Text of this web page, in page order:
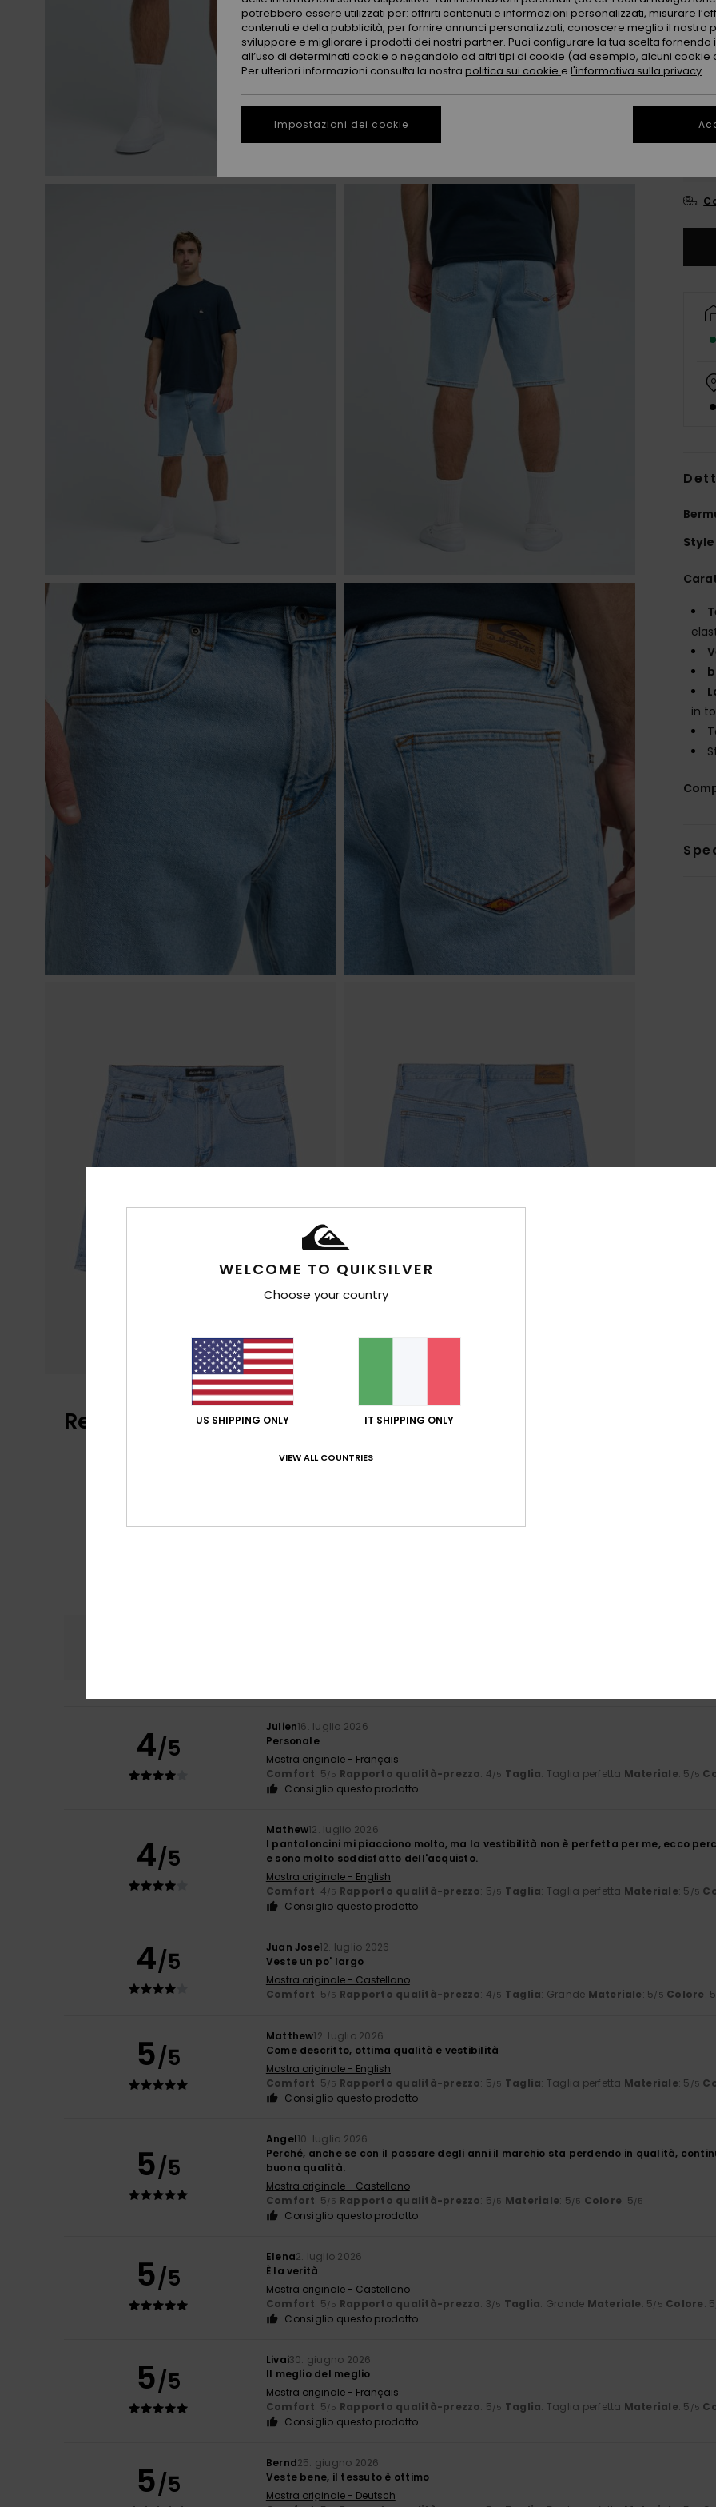
28
Style
in
Recensioni dei clienti
4.6
4/5
Julien16. luglio 2026
Personale
Mostra originale - Français
Comfort: 5/5 Rapporto qualità-prezzo: 4/5 Taglia: Taglia perfetta Materiale: 5 /5
Consiglio questo prodotto
4/5
Mathew12. luglio 2026
I pantaloncini mi piacciono molto, ma la vestibilità non è perfetta per me, ecco
e sono molto soddisfatto dell'acquisto.
Mostra originale - English
Comfort: 4/5 Rapporto qualità-prezzo: 5/5 Taglia: Taglia perfetta Materiale: 5 /5
Consiglio questo prodotto
4/5 Juan Jose12. luglio 2026
Veste un po' largo
Mostra originale - Castellano
Comfort: 5/5 Rapporto qualità-prezzo: 4/5 Taglia: Grande Materiale: 5/5 Colore: 5
5/5
Matthew12. luglio 2026
Come descritto, ottima qualità e vestibilità
Mostra originale - English
Comfort: 5/5 Rapporto qualità-prezzo: 5/5 Taglia: Taglia perfetta Materiale: 5 /5
Consiglio questo prodotto
5/5
Angel10. luglio 2026
Perché, anche se con il passare degli anni il marchio sta perdendo in qualità,
buona qualità.
Mostra originale - Castellano
Comfort: 5/5 Rapporto qualità-prezzo: 5/5 Materiale: 5/5 Colore: 5/5
Consiglio questo prodotto
5/5
Elena2. luglio 2026
È la verità
Mostra originale - Castellano
Comfort: 5/5 Rapporto qualità-prezzo: 3/5 Taglia: Grande Materiale: 5/5 Colore: 5
Consiglio questo prodotto
5/5
Livai30. giugno 2026
Il meglio del meglio
Mostra originale - Français
Comfort: 5/5 Rapporto qualità-prezzo: 5/5 Taglia: Taglia perfetta Materiale: 5 /5
Consiglio questo prodotto
5/5
Bernd25. giugno 2026
Veste bene, il tessuto è ottimo
Mostra originale - Deutsch
WELCOME TO QUIKSILVER
Choose your country
US SHIPPING ONLY IT SHIPPING ONLY
VIEW ALL COUNTRIES
potrebbero essere utilizzati per: offrirti contenuti e informazioni personalizzati, misurare
contenuti e della pubblicità, per fornire annunci personalizzati, conoscere meglio il nostro
sviluppare e migliorare i prodotti dei nostri partner. Puoi configurare la tua scelta fornendo
all’uso di determinati cookie o negandolo ad altri tipi di cookie (ad esempio, alcuni cookie
Per ulteriori informazioni consulta la nostra politica sui cookie e l'informativa sulla privacy.
Impostazioni dei cookie